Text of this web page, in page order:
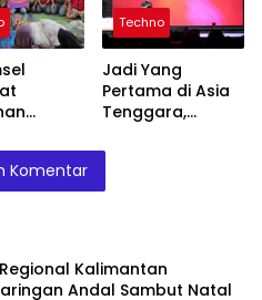
untuk
Bencana
Techno
Jadi Yang
Pertama di Asia
Tenggara,
OpenAI
Bundling
Tenggara
Komentar
Kalimantan
Andal Sambut Natal